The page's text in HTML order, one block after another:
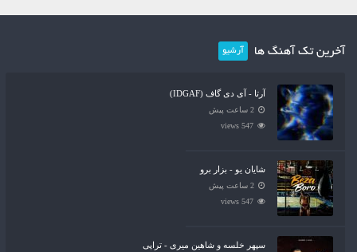
آخرین تک آهنگ ها آرشیو
آرتا - آی دی گاف (IDGAF)
2 ساعت پیش
547 views
شایان یو - بزار برو
2 ساعت پیش
547 views
سپهر خلسه و شاهین میری - تراپی